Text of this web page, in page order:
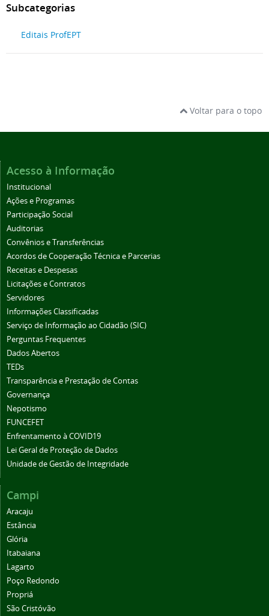
Subcategorias
Editais ProfEPT
Voltar para o topo
Acesso à Informação
Institucional
Ações e Programas
Participação Social
Auditorias
Convênios e Transferências
Acordos de Cooperação Técnica e Parcerias
Receitas e Despesas
Licitações e Contratos
Servidores
Informações Classificadas
Serviço de Informação ao Cidadão (SIC)
Perguntas Frequentes
Dados Abertos
TEDs
Transparência e Prestação de Contas
Governança
Nepotismo
FUNCEFET
Enfrentamento à COVID19
Lei Geral de Proteção de Dados
Unidade de Gestão de Integridade
Campi
Aracaju
Estância
Glória
Itabaiana
Lagarto
Poço Redondo
Propriá
São Cristóvão